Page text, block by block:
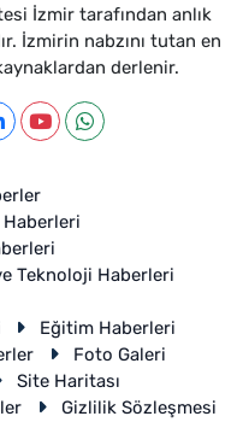
İzmir tarafından anlık
İzmirin nabzını tutan en
derlenir.
Teknoloji Haberleri
Eğitim Haberleri
Foto Galeri
Site Haritası
Gizlilik Sözleşmesi